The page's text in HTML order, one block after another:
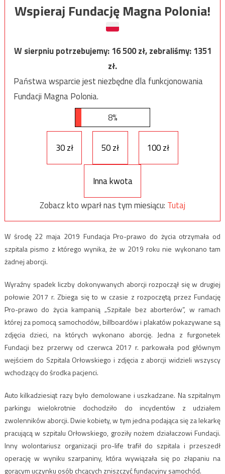
Wspieraj Fundację Magna Polonia!
W sierpniu potrzebujemy:16 500zł, zebraliśmy:1351
zł.
Państwa wsparcie jest niezbędne dla funkcjonowania
Fundacji Magna Polonia.
8%
30 zł 50 zł 100 zł
Inna kwota
Zobacz kto wparł nas tym miesiącu: Tutaj
W środę 22 maja 2019 Fundacja Pro-prawo do życia otrzymała od
szpitala pismo z którego wynika, że w 2019 roku nie wykonano tam
żadnej aborcji.
Wyraźny spadek liczby dokonywanych aborcji rozpoczął się w drugiej
połowie 2017 r. Zbiega się to w czasie z rozpoczętą przez Fundację
Pro-prawo do życia kampanią „Szpitale bez aborterów”, w ramach
której za pomocą samochodów, billboardów i plakatów pokazywane są
zdjęcia dzieci, na których wykonano aborcję. Jedna z furgonetek
Fundacji bez przerwy od czerwca 2017 r. parkowała pod głównym
wejściem do Szpitala Orłowskiego i zdjęcia z aborcji widzieli wszyscy
wchodzący do środka pacjenci.
Auto kilkadziesiąt razy było demolowane i uszkadzane. Na szpitalnym
parkingu wielokrotnie dochodziło do incydentów z udziałem
zwolenników aborcji. Dwie kobiety, w tym jedna podająca się za lekarkę
pracującą w szpitalu Orłowskiego, groziły nożem działaczowi Fundacji.
Inny wolontariusz organizacji pro-life trafił do szpitala i przeszedł
operację w wyniku szarpaniny, która wywiązała się po złapaniu na
gorącym uczynku osób chcących zniszczyć fundacyjny samochód.